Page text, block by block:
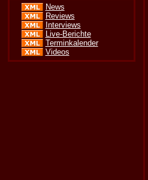
News
Reviews
Interviews
Live-Berichte
Terminkalender
Videos